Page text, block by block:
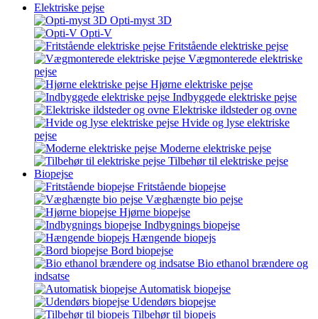
Elektriske pejse
Opti-myst 3D
Opti-V
Fritstående elektriske pejse
Vægmonterede elektriske
pejse
Hjørne elektriske pejse
Indbyggede elektriske pejse
Elektriske ildsteder og ovne
Hvide og lyse elektriske
pejse
Moderne elektriske pejse
Tilbehør til elektriske pejse
Biopejse
Fritstående biopejse
Væghængte bio pejse
Hjørne biopejse
Indbygnings biopejse
Hængende biopejs
Bord biopejse
Bio ethanol brændere og
indsatse
Automatisk biopejse
Udendørs biopejse
Tilbehør til biopejs